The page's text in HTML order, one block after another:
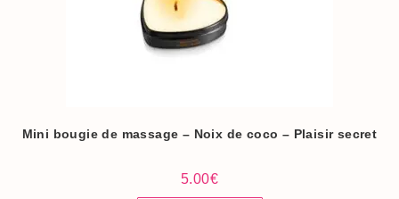
Mini bougie de massage – Noix de coco – Plaisir secret
5.00€